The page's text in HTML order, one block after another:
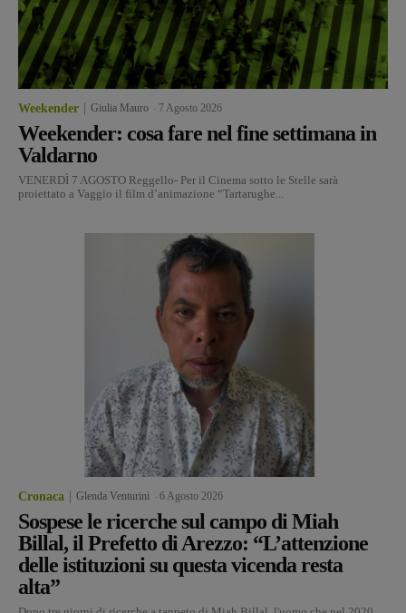
Weekender Giulia Mauro 7 Agosto 2026
Weekender: cosa fare nel fine settimana in
Valdarno
VENERDÌ 7 AGOSTO Reggello- Per il Cinema sotto le Stelle sarà
proiettato a Vaggio il film d’animazione “Tartarughe...
Cronaca Glenda Venturini 6 Agosto 2026
Sospese le ricerche sul campo di Miah
Billal, il Prefetto di Arezzo: “L’attenzione
delle istituzioni su questa vicenda resta
alta”